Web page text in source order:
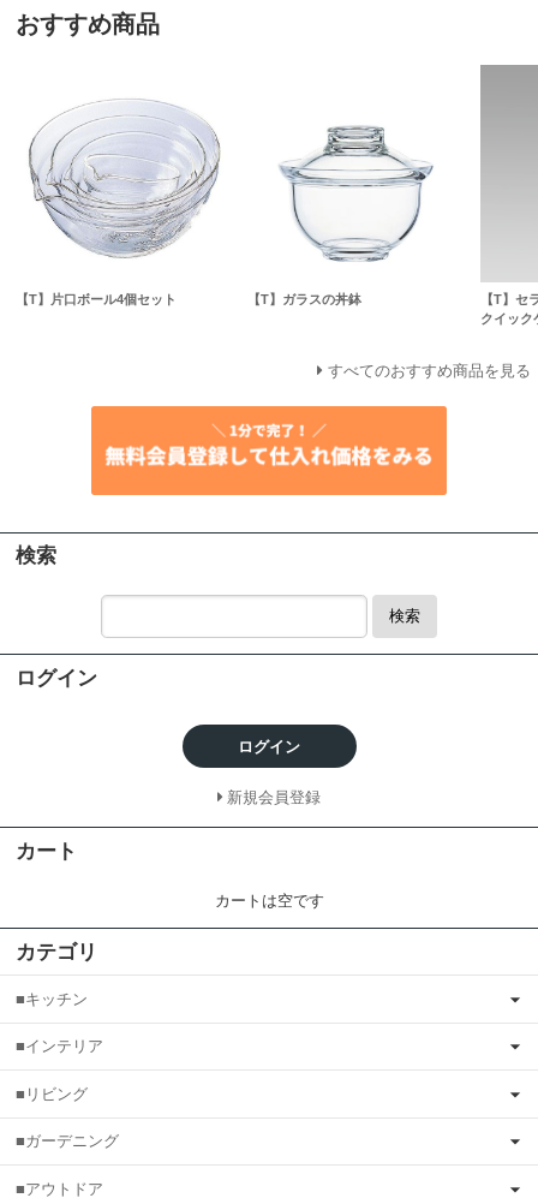
おすすめ商品
【T】片口ボール4個セット 【T】ガラスの丼鉢
【T】セ
クイック
すべてのおすすめ商品を見る
検索
検索
ログイン
ログイン
新規会員登録
カート
カートは空です
カテゴリ
■キッチン
■インテリア
■リビング
■ガーデニング
■アウトドア